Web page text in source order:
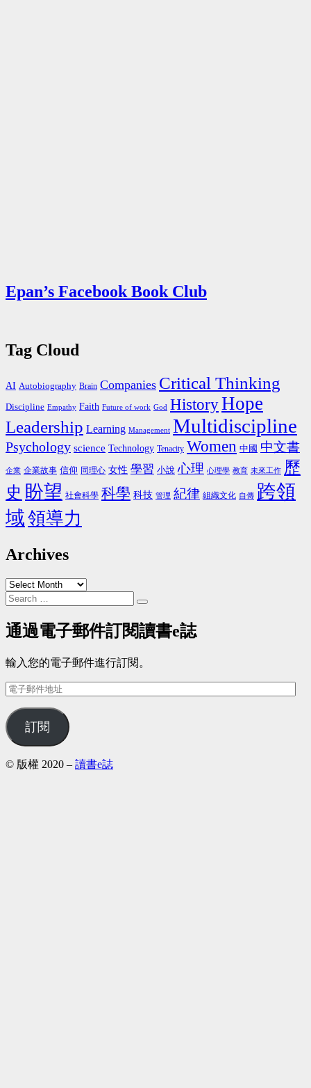
Epan’s Facebook Book Club
Tag Cloud
AI Autobiography Brain Companies Critical Thinking
Discipline Empathy Faith Future of work God HistoryHope
Leadership Learning Management Multidiscipline
Psychology science Technology Tenacity Women 中國 中文書
企業 企業故事 信仰 同理心 女性 學習 小說 心理 心理學 教育 未來工作 歷
史 盼望 社會科學 科學 科技 管理 紀律 組織文化 自傳 跨領
域領導力
Archives
Archives
Search
for:
Search
通過電子郵件訂閱讀書e誌
輸入您的電子郵件進行訂閱。
電
郵
件
地
址
訂閱
© 版權 2020 – 讀書e誌